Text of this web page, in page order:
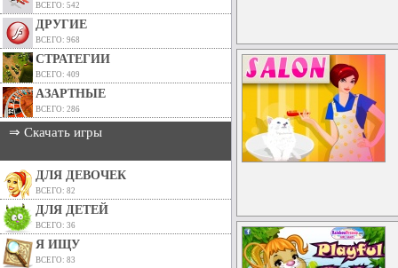
ВСЕГО: 542
ДРУГИЕ
ВСЕГО: 968
СТРАТЕГИИ
ВСЕГО: 409
АЗАРТНЫЕ
ВСЕГО: 286
⇒ Скачать игры
ДЛЯ ДЕВОЧЕК
ВСЕГО: 82
ДЛЯ ДЕТЕЙ
ВСЕГО: 36
Я ИЩУ
ВСЕГО: 83